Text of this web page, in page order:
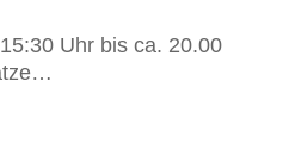
Uhr bis ca. 20.00